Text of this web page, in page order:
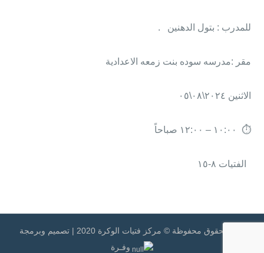
للمدرب : بتول الدهنين .
مقر :مدرسه سوده بنت زمعه الاعدادية
الاثنين ٢٠٢٤\٠٨\٠٥
⏱ ١٠:٠٠ – ١٢:٠٠ صباحاً
الفتيات ٨-١٥
جميع الحقوق محفوظة © مركز فتيات الوكرة 2020 | تصميم وبرمجة
وفـرة